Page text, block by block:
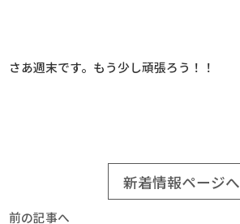
さあ週末です。もう少し頑張ろう！！
新着情報ページへ
前の記事へ